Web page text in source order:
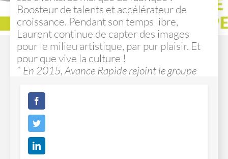
Boosteur de talents et accélérateur de
croissance. Pendant son temps libre,
Laurent continue de capter des images
pour le milieu artistique, par pur plaisir. Et
pour que vive la culture !
* En 2015, Avance Rapide rejoint le groupe
de ses clients : animation commerciale,
externalisation commerciale, recrutement,
agence d’emploi ou encore communication
intégrée. Toute les solutions clé en main pour
la performance commerciale !